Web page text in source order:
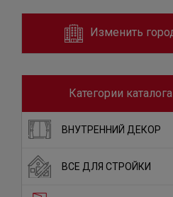
Изменить
Категории каталога
ВНУТРЕННИЙ ДЕКОР
ВСЕ ДЛЯ СТРОЙКИ